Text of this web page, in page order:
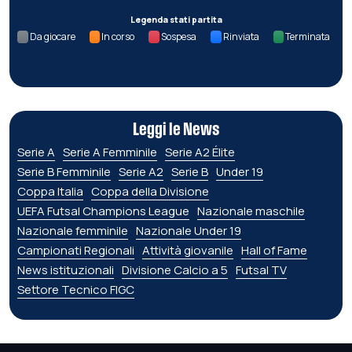
Legenda stati partita
Da giocare In corso Sospesa Rinviata Terminata
Leggi le News
Serie A Serie A Femminile Serie A2 Élite
Serie B Femminile Serie A2 Serie B Under 19
Coppa Italia Coppa della Divisione
UEFA Futsal Champions League Nazionale maschile
Nazionale femminile Nazionale Under 19
Campionati Regionali Attività giovanile Hall of Fame
News istituzionali Divisione Calcio a 5 Futsal TV
Settore Tecnico FIGC